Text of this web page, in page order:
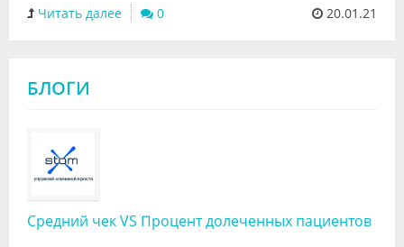
Читать далее 0 20.01.21
БЛОГИ
Средний чек VS Процент долеченных пациентов